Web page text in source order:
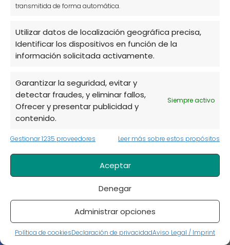
transmitida de forma automática.
Utilizar datos de localización geográfica precisa,
Identificar los dispositivos en función de la
información solicitada activamente.
Garantizar la seguridad, evitar y
detectar fraudes, y eliminar fallos,
Ofrecer y presentar publicidad y
contenido.
Siempre activo
Gestionar 1235 proveedores Leer más sobre estos propósitos
Aceptar
Denegar
Administrar opciones
Política de cookiesDeclaración de privacidadAviso Legal / Imprint
Guía de Vermicultura en Casa: Cómo
Plantas en agua sin tierra: guía de